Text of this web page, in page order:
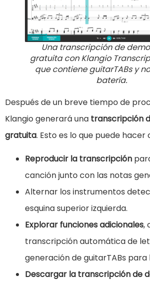
Una transcripción de
gratuita con Klangio
que contiene guitarTABs y
batería.
Después de un breve tiempo de
Klangio generará una transcripción
gratuita. Esto es lo que puede hacer
Reproducir la transcripción
canción junto con las notas
Alternar los instrumentos
esquina superior izquierda.
Explorar funciones adicionales,
transcripción automática de
generación de guitarTABs para
Descargar la transcripción de